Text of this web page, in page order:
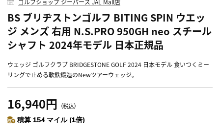
ゴルフショップ ジーパーズ JAL Mall店
BS ブリヂストンゴルフ BITING SPIN ウエッ
ジ メンズ 右用 N.S.PRO 950GH neo スチール
シャフト 2024年モデル 日本正規品
ウェッジ ゴルフクラブ BRIDGESTONE GOLF 2024 日本モデル 食いつくミー
リングで止める軟鉄鍛造のNewツアーウェッジ。
16,940円 （税込）
積算 154 マイル (1倍)